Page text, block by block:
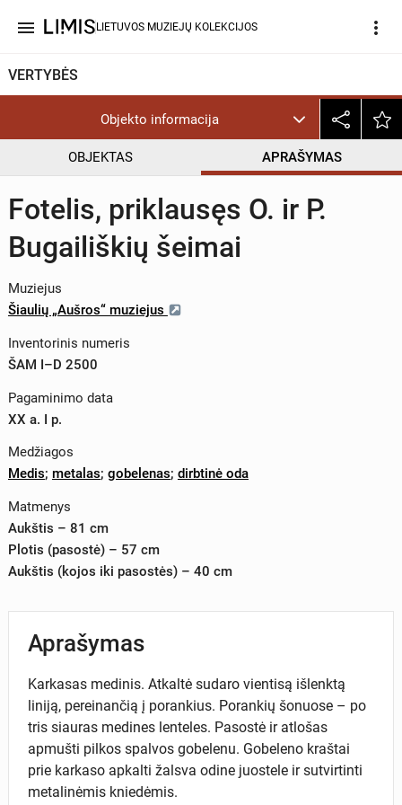
menu LIETUVOS MUZIEJŲ KOLEKCIJOS more_vert
VERTYBĖS
Objekto informacija
OBJEKTAS APRAŠYMAS
Fotelis, priklausęs O. ir P.
Bugailiškių šeimai
Muziejus
Šiaulių „Aušros“ muziejus
Inventorinis numeris
ŠAM I–D 2500
Pagaminimo data
XX a. I p.
Medžiagos
Medis; metalas; gobelenas; dirbtinė oda
Matmenys
Aukštis – 81 cm
Plotis (pasostė) – 57 cm
Aukštis (kojos iki pasostės) – 40 cm
Aprašymas
Karkasas medinis. Atkaltė sudaro vientisą išlenktą
liniją, pereinančią į porankius. Porankių šonuose – po
tris siauras medines lenteles. Pasostė ir atlošas
apmušti pilkos spalvos gobelenu. Gobeleno kraštai
prie karkaso apkalti žalsva odine juostele ir sutvirtinti
metalinėmis kniedėmis.